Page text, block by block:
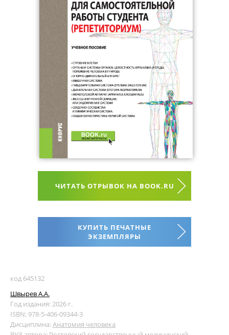
ЧИТАТЬ ОТРЫВОК НА BOOK.RU
КУПИТЬ ПЕЧАТНЫЕ
ЭКЗЕМПЛЯРЫ
код 645132
Швырев А.А.
Год издания: 2026 г.
ISBN: 978-5-406-09344-3
Дисциплина:Анатомия человека